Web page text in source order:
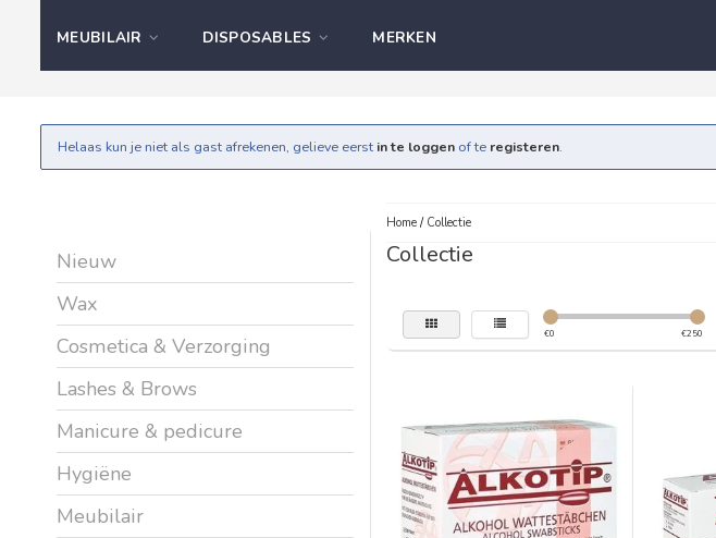
MEUBILAIR DISPOSABLES MERKEN
Helaas kun je niet als gast afrekenen, gelieve eerst in te loggen of te registeren.
Nieuw
Wax
Cosmetica & Verzorging
Lashes & Brows
Manicure & pedicure
Hygiëne
Meubilair
Home/ Collectie
Collectie
€0 €250